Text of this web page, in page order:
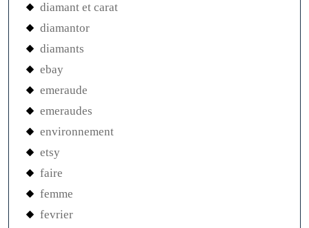
diamant et carat
diamantor
diamants
ebay
emeraude
emeraudes
environnement
etsy
faire
femme
fevrier